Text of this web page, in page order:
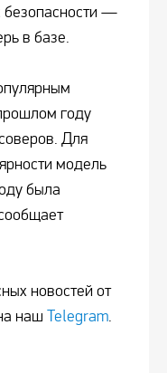
безопасности —
в базе.
году
Для
модель
была
новостей от
наш Telegram.